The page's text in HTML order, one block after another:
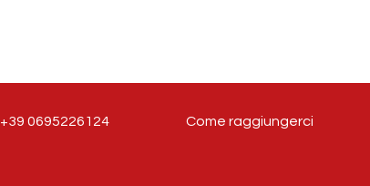
+39 0695226124 Come raggiungerci